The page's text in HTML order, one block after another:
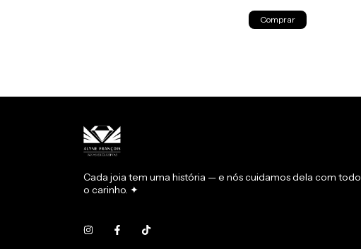
Cada joia tem uma história — e nós cuidamos dela com todo
o carinho. ✦